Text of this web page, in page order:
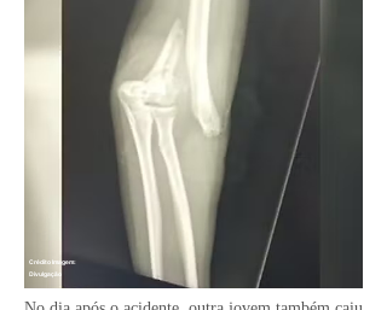
Divulgação
Crédito Imagem: